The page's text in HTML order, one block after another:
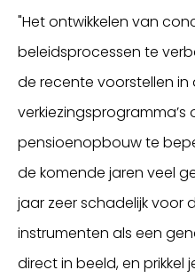
"Het ontwikkelen van
beleidsprocessen te
de recente voorstellen in
pensioenopbouw te
de komende jaren veel
jaar zeer schadelijk voor
instrumenten als een
direct in beeld, en prikkel